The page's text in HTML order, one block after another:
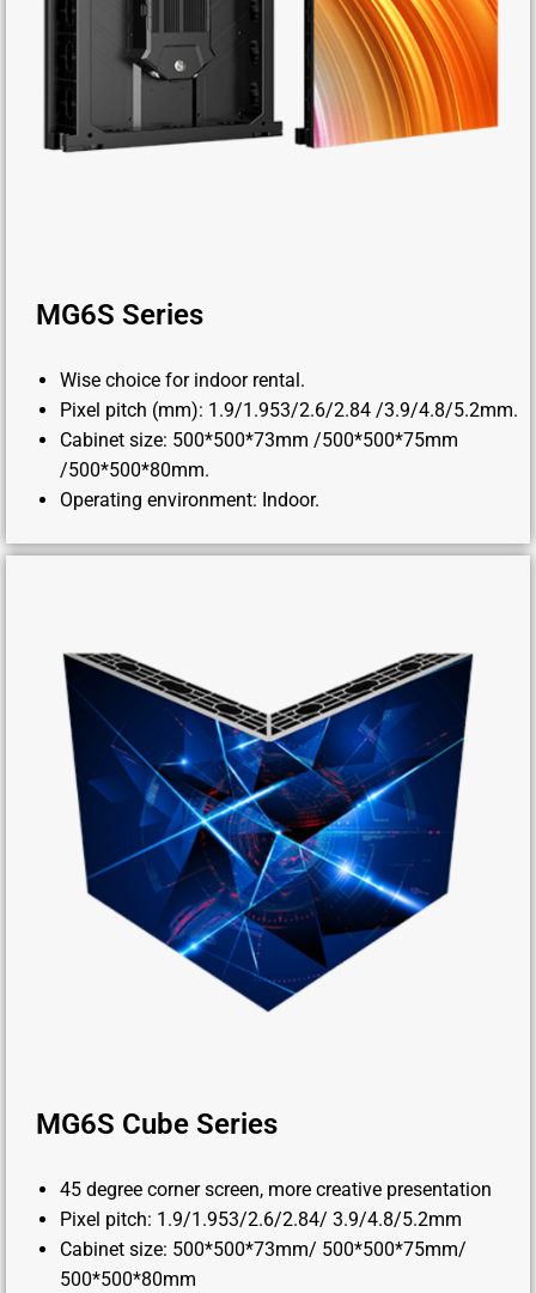
MG6S Series
Wise choice for indoor rental.
Pixel pitch (mm): 1.9/1.953/2.6/2.84 /3.9/4.8/5.2mm.
Cabinet size: 500*500*73mm /500*500*75mm
/500*500*80mm.
Operating environment: Indoor.
MG6S Cube Series
45 degree corner screen, more creative presentation
Pixel pitch: 1.9/1.953/2.6/2.84/ 3.9/4.8/5.2mm
Cabinet size: 500*500*73mm/ 500*500*75mm/
500*500*80mm